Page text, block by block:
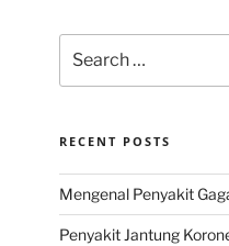
for:
RECENT POSTS
Mengenal Penyakit
Penyakit Jantung